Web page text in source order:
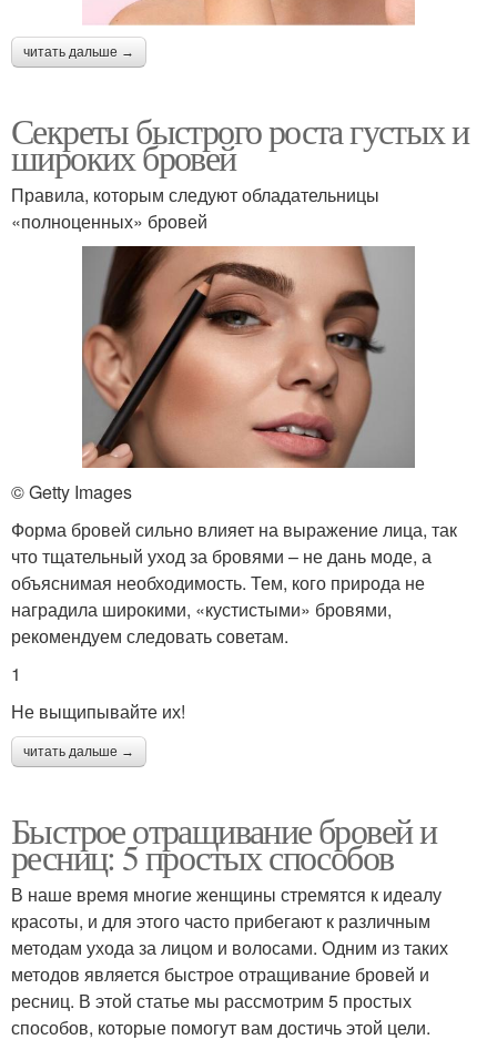
читать дальше →
Секреты быстрого роста густых и
широких бровей
Правила, которым следуют обладательницы
«полноценных» бровей
© Getty Images
Форма бровей сильно влияет на выражение лица, так
что тщательный уход за бровями – не дань моде, а
объяснимая необходимость. Тем, кого природа не
наградила широкими, «кустистыми» бровями,
рекомендуем следовать советам.
1
Не выщипывайте их!
читать дальше →
Быстрое отращивание бровей и
ресниц: 5 простых способов
В наше время многие женщины стремятся к идеалу
красоты, и для этого часто прибегают к различным
методам ухода за лицом и волосами. Одним из таких
методов является быстрое отращивание бровей и
ресниц. В этой статье мы рассмотрим 5 простых
способов, которые помогут вам достичь этой цели.